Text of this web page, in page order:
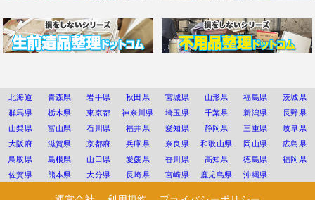
北海道 青森県 岩手県 秋田県 宮城県 山形県 福島県
茨城県
群馬県
栃木県 東京都 神奈川県 埼玉県 千葉県 新潟県
長野県
山梨県
富山県 石川県 福井県 愛知県 静岡県 三重県
岐阜県
大阪府
滋賀県 京都府 兵庫県 奈良県 和歌山県 岡山県
広島県
鳥取県
島根県 山口県 愛媛県 香川県 高知県 徳島県
福岡県
佐賀県
熊本県 大分県 長崎県 宮崎県 鹿児島県 沖縄県